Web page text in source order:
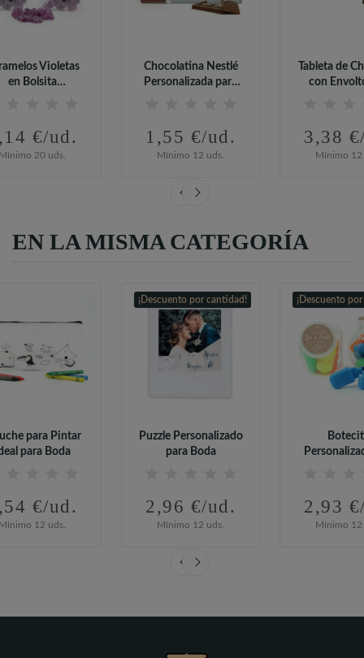
Violetas
en Bolsita
€/ud.
20 uds.
Chocolatina Nestlé
Personalizada para
1,55 €/ud.
Mínimo 12 uds.
Tableta de
con
3,38
Mínimo 12
EN LA MISMA CATEGORÍA
para Pintar
para Boda
€/ud.
12 uds.
¡Descuento por cantidad!
Puzzle Personalizado
para Boda
2,96 €/ud.
Mínimo 12 uds.
¡Descuento
2,93
Mínimo 12